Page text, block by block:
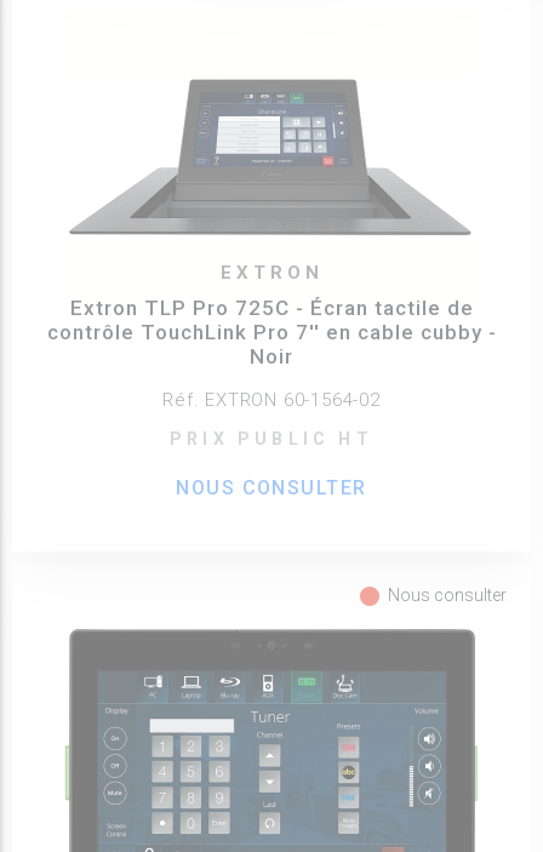
EXTRON
Extron TLP Pro 725C - Écran tactile de
contrôle TouchLink Pro 7'' en cable cubby -
Noir
Réf. EXTRON 60-1564-02
PRIX PUBLIC HT
NOUS CONSULTER
fiber_manual_record Nous consulter